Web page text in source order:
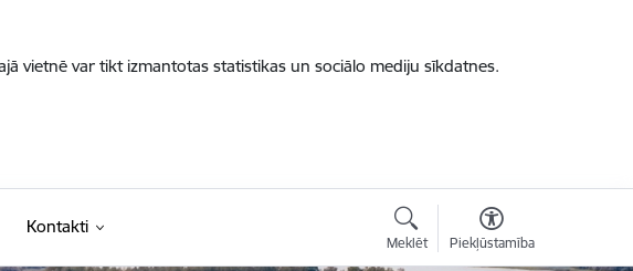
vietnē var tikt izmantotas statistikas un sociālo mediju sīkdatnes.
Kontakti
Meklēt Piekļūstamība